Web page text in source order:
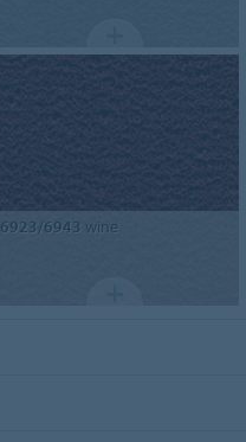
6923/6943 wine